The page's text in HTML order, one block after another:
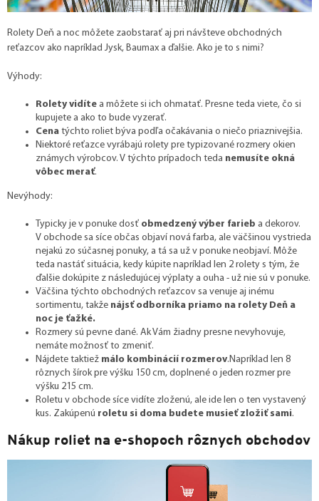
Rolety Deň a noc môžete zaobstarať aj pri návšteve obchodných
reťazcov ako napríklad Jysk, Baumax a ďalšie. Ako je to s nimi?
Výhody:
Rolety vidíte a môžete si ich ohmatať. Presne teda viete, čo si
kupujete a ako to bude vyzerať.
Cena týchto roliet býva podľa očakávania o niečo priaznivejšia.
Niektoré reťazce vyrábajú rolety pre typizované rozmery okien
známych výrobcov. V týchto prípadoch teda nemusíte okná
vôbec merať.
Nevýhody:
Typicky je v ponuke dosť obmedzený výber farieb a dekorov.
V obchode sa síce občas objaví nová farba, ale väčšinou vystrieda
nejakú zo súčasnej ponuky, a tá sa už v ponuke neobjaví. Môže
teda nastáť situácia, kedy kúpite napríklad len 2 rolety s tým, že
ďalšie dokúpite z následujúcej výplaty a ouha - už nie sú v ponuke.
Väčšina týchto obchodných reťazcov sa venuje aj inému
sortimentu, takže nájsť odborníka priamo na rolety Deň a
noc je ťažké.
Rozmery sú pevne dané. Ak Vám žiadny presne nevyhovuje,
nemáte možnosť to zmeniť.
Nájdete taktiež málo kombinácií rozmerov.Napríklad len 8
rôznych šírok pre výšku 150 cm, doplnené o jeden rozmer pre
výšku 215 cm.
Roletu v obchode síce vidíte zloženú, ale ide len o ten vystavený
kus. Zakúpenú roletu si doma budete musieť zložiť sami.
Nákup roliet na e-shopoch rôznych obchodov